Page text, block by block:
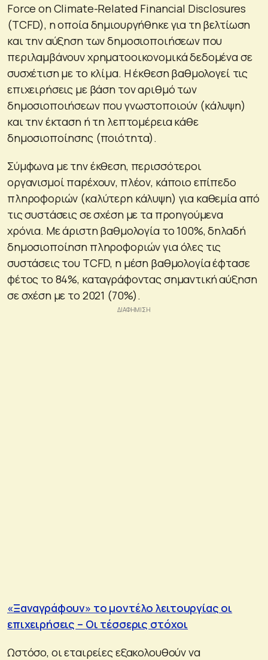
Force on Climate-Related Financial Disclosures
(TCFD), η οποία δημιουργήθηκε για τη βελτίωση
και την αύξηση των δημοσιοποιήσεων που
περιλαμβάνουν χρηματοοικονομικά δεδομένα σε
συσχέτιση με το κλίμα. Η έκθεση βαθμολογεί τις
επιχειρήσεις με βάση τον αριθμό των
δημοσιοποιήσεων που γνωστοποιούν (κάλυψη)
και την έκταση ή τη λεπτομέρεια κάθε
δημοσιοποίησης (ποιότητα).
Σύμφωνα με την έκθεση, περισσότεροι
οργανισμοί παρέχουν, πλέον, κάποιο επίπεδο
πληροφοριών (καλύτερη κάλυψη) για καθεμία από
τις συστάσεις σε σχέση με τα προηγούμενα
χρόνια. Με άριστη βαθμολογία το 100%, δηλαδή
δημοσιοποίηση πληροφοριών για όλες τις
συστάσεις του TCFD, η μέση βαθμολογία έφτασε
φέτος το 84%, καταγράφοντας σημαντική αύξηση
σε σχέση με το 2021 (70%).
«Ξαναγράφουν» το μοντέλο λειτουργίας οι
επιχειρήσεις – Οι τέσσερις στόχοι
Ωστόσο, οι εταιρείες εξακολουθούν να